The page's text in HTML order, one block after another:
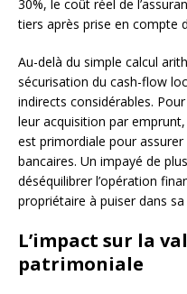
30%, le coût réel de
tiers après prise en compte
Au-delà du simple calcul
sécurisation du cash-flow
indirects considérables.
leur acquisition par
est primordiale pour
bancaires. Un impayé de
déséquilibrer l’opération
propriétaire à puiser dans
L’impact sur la
patrimoniale